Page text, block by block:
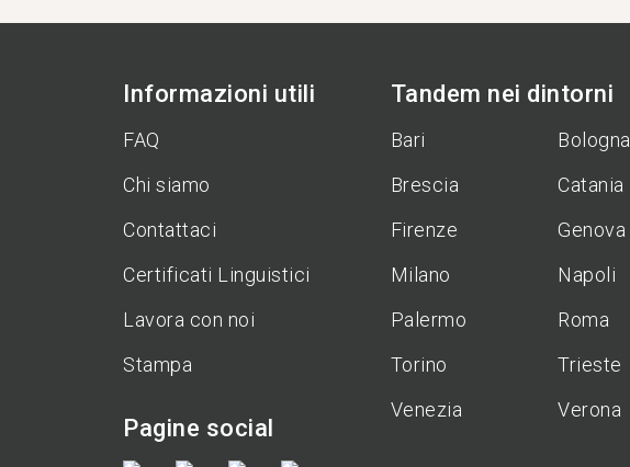
Informazioni utili
FAQ
Chi siamo
Contattaci
Certificati Linguistici
Lavora con noi
Stampa
Pagine social
Tandem nei dintorni
Bari
Bologna
Brescia
Catania
Firenze
Genova
Milano
Napoli
Palermo
Roma
Torino
Trieste
Venezia
Verona